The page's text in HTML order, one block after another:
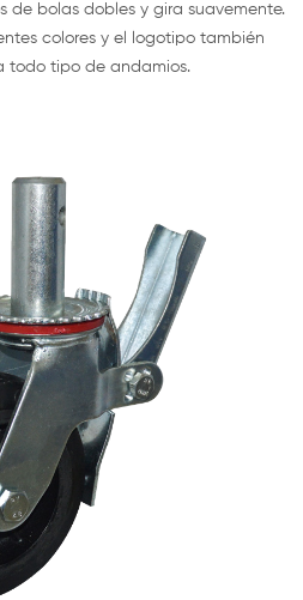
de bolas dobles y gira suavemente.
colores y el logotipo también
todo tipo de andamios.